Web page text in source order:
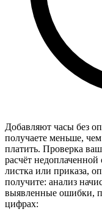
Добавляют часы без
получаете меньше,
платить. Проверка
расчёт
листка или приказа,
получите: анализ
выявленные ошибки,
цифрах: